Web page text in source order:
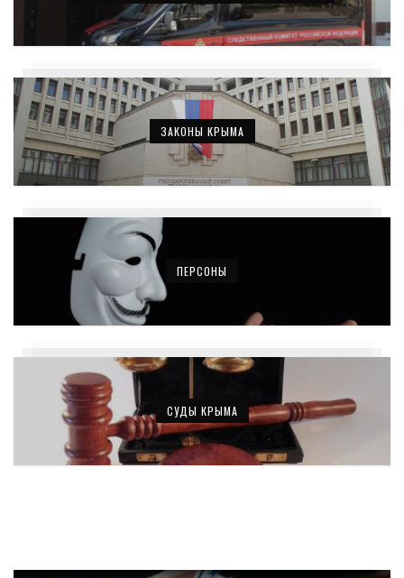
ЗАКОНЫ КРЫМА
ПЕРСОНЫ
СУДЫ КРЫМА